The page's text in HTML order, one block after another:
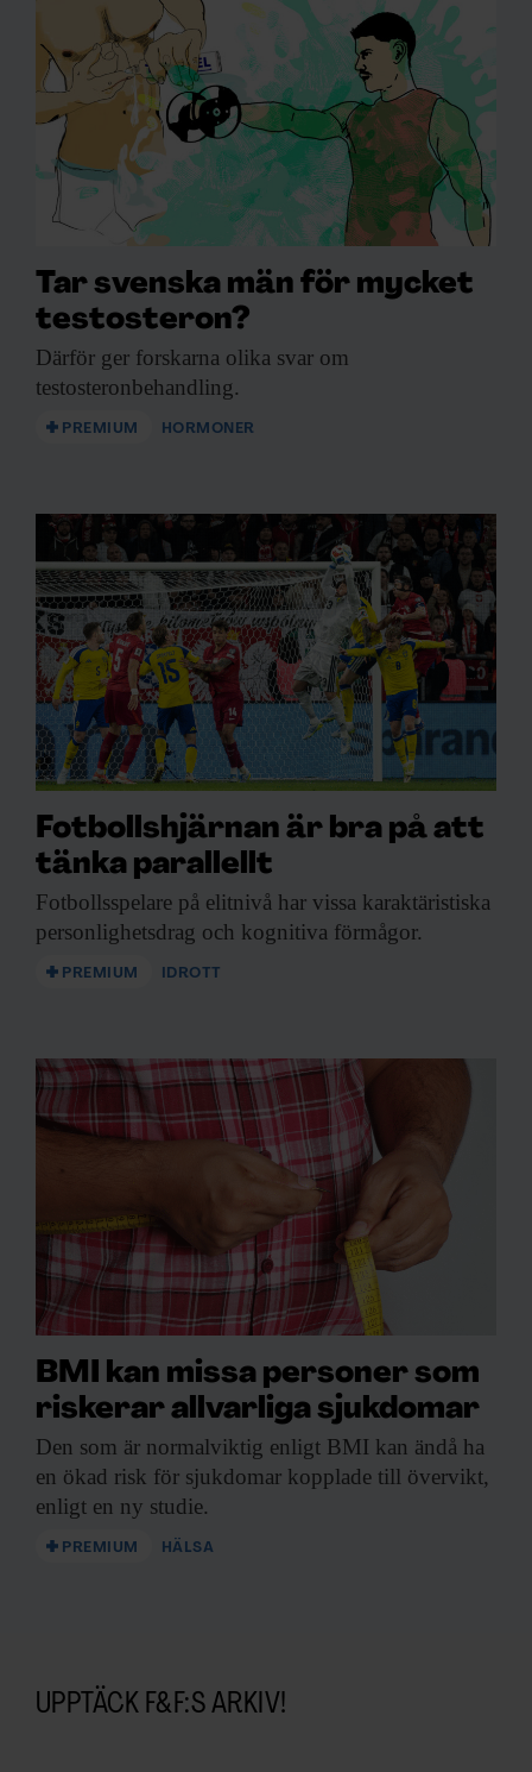
Tar svenska män för mycket
testosteron?
Därför ger forskarna olika svar om
testosteronbehandling.
PREMIUM HORMONER
Fotbollshjärnan är bra på att
tänka parallellt
Fotbollsspelare på elitnivå har vissa karaktäristiska
personlighetsdrag och kognitiva förmågor.
PREMIUM IDROTT
BMI kan missa personer som
riskerar allvarliga sjukdomar
Den som är normalviktig enligt BMI kan ändå ha
en ökad risk för sjukdomar kopplade till övervikt,
enligt en ny studie.
PREMIUM HÄLSA
UPPTÄCK F&F:S ARKIV!